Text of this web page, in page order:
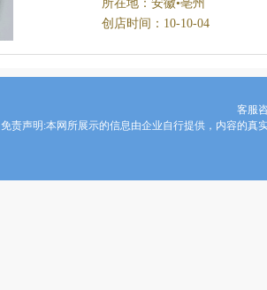
所在地：安徽•亳州
创店时间：10-10-04
客服
免责声明:本网所展示的信息由企业自行提供，内容的真